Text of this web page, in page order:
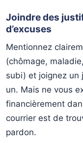
Joindre des
d’excuses
Mentionnez
(chômage,
subi) et joignez un
un. Mais ne vous
financièrement
courrier est de
pardon.